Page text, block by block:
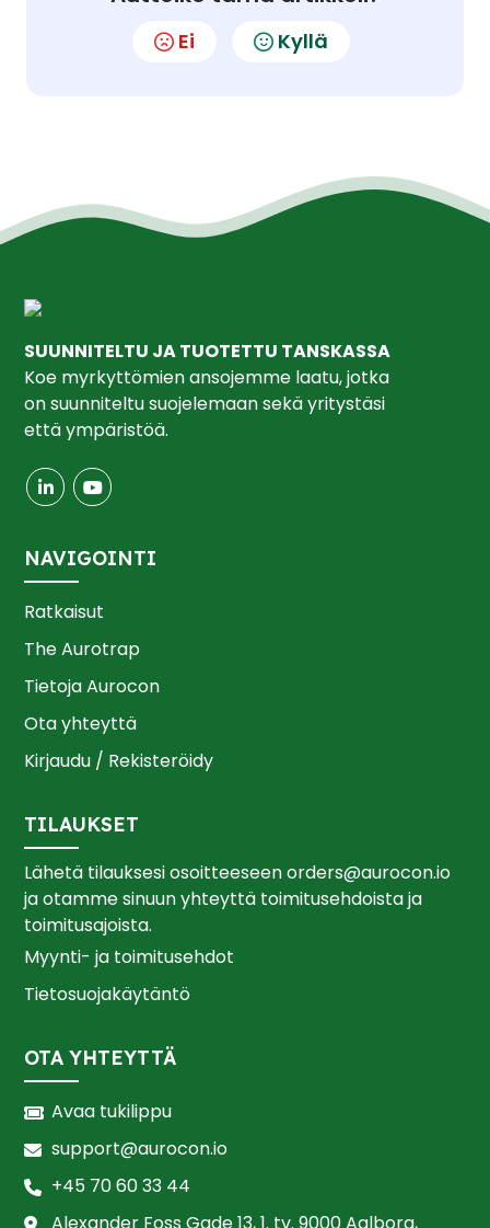
Ei Kyllä
SUUNNITELTU JA TUOTETTU TANSKASSA
Koe myrkyttömien ansojemme laatu, jotka
on suunniteltu suojelemaan sekä yritystäsi
että ympäristöä.
NAVIGOINTI
Ratkaisut
The Aurotrap
Tietoja Aurocon
Ota yhteyttä
Kirjaudu / Rekisteröidy
TILAUKSET
Lähetä tilauksesi osoitteeseenorders@aurocon.io
ja otamme sinuun yhteyttä toimitusehdoista ja
toimitusajoista.
Myynti- ja toimitusehdot
Tietosuojakäytäntö
OTA YHTEYTTÄ
Avaa tukilippu
support@aurocon.io
+45 70 60 33 44